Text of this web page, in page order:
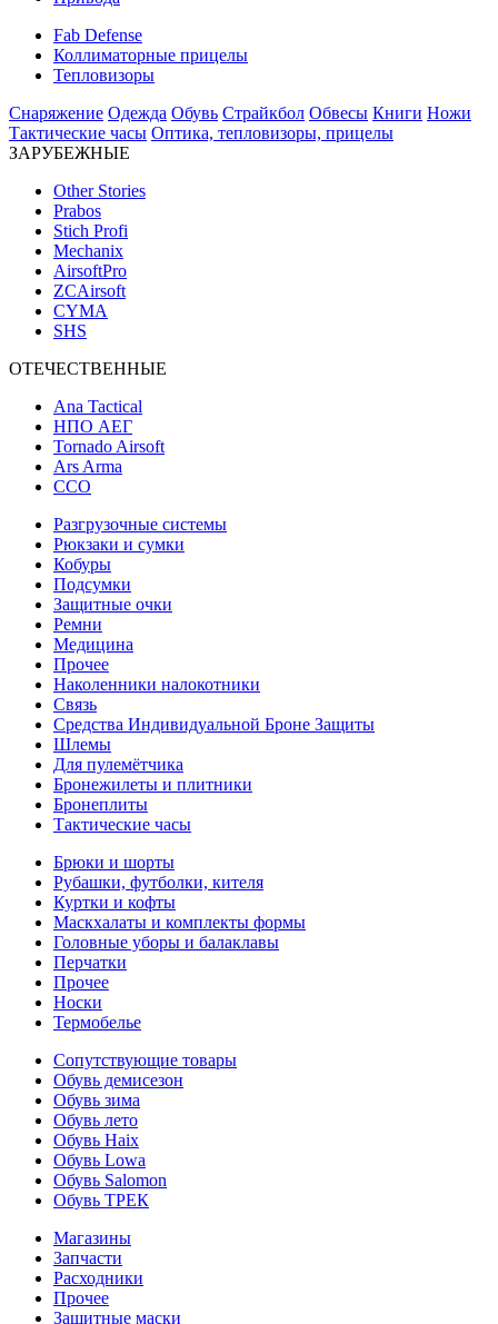
Fab Defense
Коллиматорные прицелы
Тепловизоры
Снаряжение Одежда Обувь Страйкбол Обвесы Книги Ножи
Тактические часы Оптика, тепловизоры, прицелы
ЗАРУБЕЖНЫЕ
Other Stories
Prabos
Stich Profi
Mechanix
AirsoftPro
ZCAirsoft
CYMA
SHS
ОТЕЧЕСТВЕННЫЕ
Ana Tactical
НПО АЕГ
Tornado Airsoft
Ars Arma
ССО
Разгрузочные системы
Рюкзаки и сумки
Кобуры
Подсумки
Защитные очки
Ремни
Медицина
Прочее
Наколенники налокотники
Связь
Средства Индивидуальной Броне Защиты
Шлемы
Для пулемётчика
Бронежилеты и плитники
Бронеплиты
Тактические часы
Брюки и шорты
Рубашки, футболки, кителя
Куртки и кофты
Маскхалаты и комплекты формы
Головные уборы и балаклавы
Перчатки
Прочее
Носки
Термобелье
Сопутствующие товары
Обувь демисезон
Обувь зима
Обувь лето
Обувь Haix
Обувь Lowa
Обувь Salomon
Обувь ТРЕК
Магазины
Запчасти
Расходники
Прочее
Защитные маски